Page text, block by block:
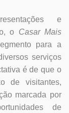
e
o Casar Mais
para a
serviços
é de que o
de visitantes,
marcada por
de